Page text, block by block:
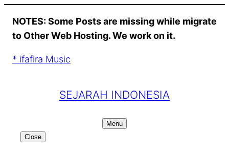
content
NOTES: Some Posts are missing while migrate
to Other Web Hosting. We work on it.
* ifafira Music
SEJARAH INDONESIA
Menu
Close